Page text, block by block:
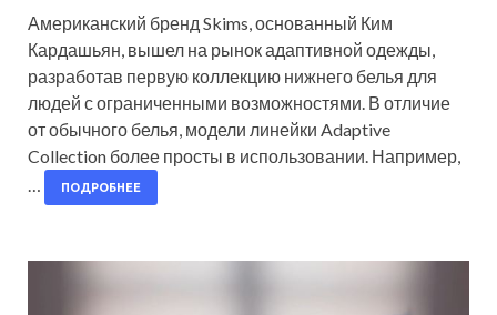
Американский бренд Skims, основанный Ким
Кардашьян, вышел на рынок адаптивной одежды,
разработав первую коллекцию нижнего белья для
людей с ограниченными возможностями. В отличие
от обычного белья, модели линейки Adaptive
Collection более просты в использовании. Например,
…
ПОДРОБНЕЕ